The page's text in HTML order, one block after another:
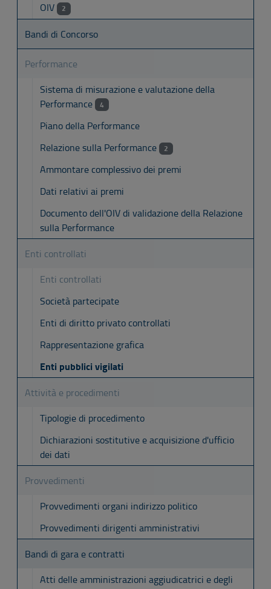
OIV
2
Bandi di Concorso
Performance
Sistema di misurazione e valutazione della
Performance
4
Piano della Performance
Relazione sulla Performance
2
Ammontare complessivo dei premi
Dati relativi ai premi
Documento dell'OIV di validazione della Relazione
sulla Performance
Enti controllati
Enti controllati
Società partecipate
Enti di diritto privato controllati
Rappresentazione grafica
Enti pubblici vigilati
Attività e procedimenti
Tipologie di procedimento
Dichiarazioni sostitutive e acquisizione d'ufficio
dei dati
Provvedimenti
Provvedimenti organi indirizzo politico
Provvedimenti dirigenti amministrativi
Bandi di gara e contratti
Atti delle amministrazioni aggiudicatrici e degli